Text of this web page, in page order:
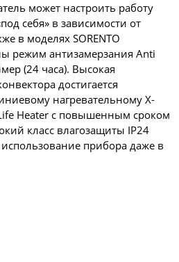
может настроить работу
себя» в зависимости от
в моделях SORENTO
режим антизамерзания Anti
(24 часа). Высокая
достигается
нагревательному X-
Heater с повышенным сроком
класс влагозащиты IP24
использование прибора даже в